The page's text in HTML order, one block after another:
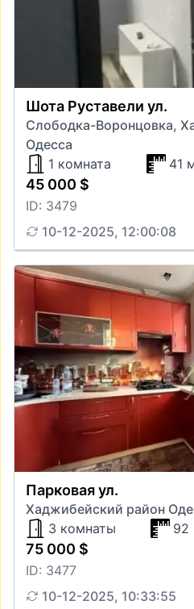
Шота Руставели ул.
Слободка-Воронцовка,
Одесса
1 комната
41
45 000 $
ID: 3479
10-12-2025, 12:00:08
Парковая ул.
Хаджибейский район
3 комнаты
92
75 000 $
ID: 3477
10-12-2025, 10:33:55